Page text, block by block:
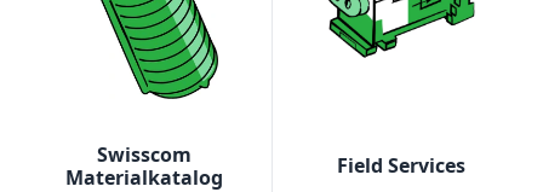
Swisscom
Materialkatalog
Field Services